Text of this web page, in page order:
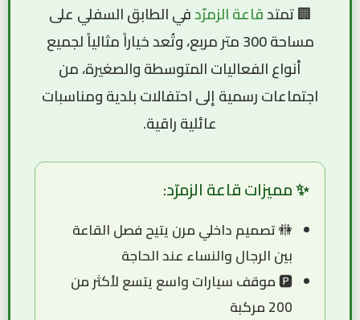
🏢 تمتدقاعة الزمرّدفي الطابق السفلي على
مساحة 300 متر مربع، وتُعد خياراً مثالياً لجميع
أنواع الفعاليات المتوسطة والصغيرة، من
اجتماعات رسميةإلىاحتفالات بلديةومناسبات
عائلية راقية.
✨ مميزات قاعة الزمرّد:
🚻 تصميم داخلي مرن يتيح فصل القاعة
بين الرجال والنساء عند الحاجة
🅿️ موقف سيارات واسع يتسع لأكثر من
200 مركبة